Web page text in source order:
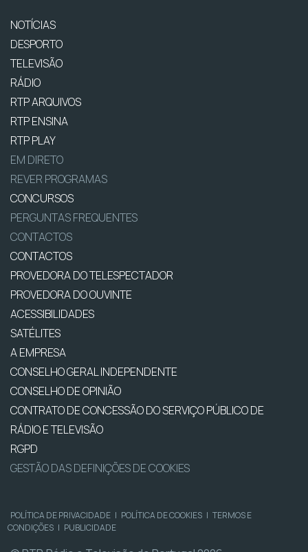
NOTÍCIAS
DESPORTO
TELEVISÃO
RÁDIO
RTP ARQUIVOS
RTP ENSINA
RTP PLAY
EM DIRETO
REVER PROGRAMAS
CONCURSOS
PERGUNTAS FREQUENTES
CONTACTOS
CONTACTOS
PROVEDORA DO TELESPECTADOR
PROVEDORA DO OUVINTE
ACESSIBILIDADES
SATÉLITES
A EMPRESA
CONSELHO GERAL INDEPENDENTE
CONSELHO DE OPINIÃO
CONTRATO DE CONCESSÃO DO SERVIÇO PÚBLICO DE
RÁDIO E TELEVISÃO
RGPD
GESTÃO DAS DEFINIÇÕES DE COOKIES
POLÍTICA DE PRIVACIDADE | POLÍTICA DE COOKIES | TERMOS E
CONDIÇÕES | PUBLICIDADE